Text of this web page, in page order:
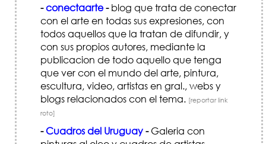
-conectaarte-blog que trata de conectar
con el arte en todas sus expresiones, con
todos aquellos que la tratan de difundir, y
con sus propios autores, mediante la
publicacion de todo aquello que tenga
que ver con el mundo del arte, pintura,
escultura, video, artistas en gral., webs y
blogs relacionados con el tema. [reportar link
roto]
-Cuadros del Uruguay-Galeria con